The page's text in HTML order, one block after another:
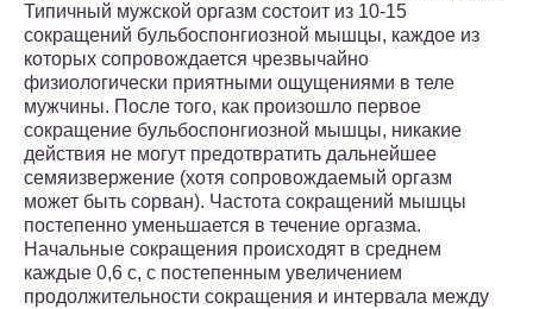
Типичный мужской оргазм состоит из 10-15
сокращений бульбоспонгиозной мышцы, каждое из
которых сопровождается чрезвычайно
физиологически приятными ощущениями в теле
мужчины. После того, как произошло первое
сокращение бульбоспонгиозной мышцы, никакие
действия не могут предотвратить дальнейшее
семяизвержение (хотя сопровождаемый оргазм
может быть сорван). Частота сокращений мышцы
постепенно уменьшается в течение оргазма.
Начальные сокращения происходят в среднем
каждые 0,6 с, с постепенным увеличением
продолжительности сокращения и интервала между